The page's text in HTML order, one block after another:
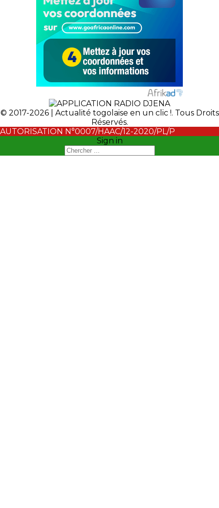
© 2017-2026 | Actualité togolaise en un clic !. Tous Droits
Réservés.
AUTORISATION N°0007/HAAC/12-2020/PL/P
Sign in